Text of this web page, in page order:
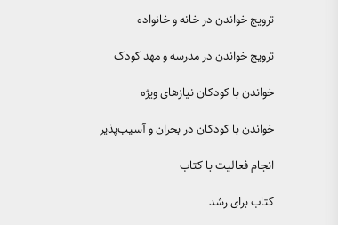
ترویج خواندن در خانه و خانواده
ترویج خواندن در مدرسه و مهد کودک
خواندن با کودکان نیازهای ویژه
خواندن با کودکان در بحران و آسیب‌پذیر
انجام فعالیت با کتاب
کتاب برای رشد